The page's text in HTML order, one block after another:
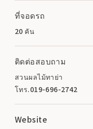
ที่จอดรถ
20 คัน
ติดต่อสอบถาม
สวนผลไม้ทาย่า
โทร.019-696-2742
Website